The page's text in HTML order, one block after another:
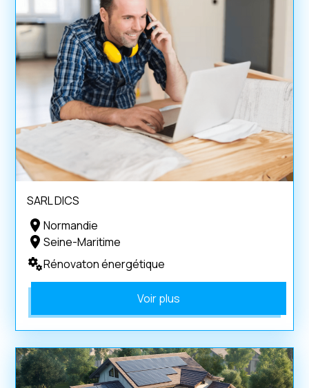
SARL DICS
Normandie
Seine-Maritime
Rénovaton énergétique
Voir plus